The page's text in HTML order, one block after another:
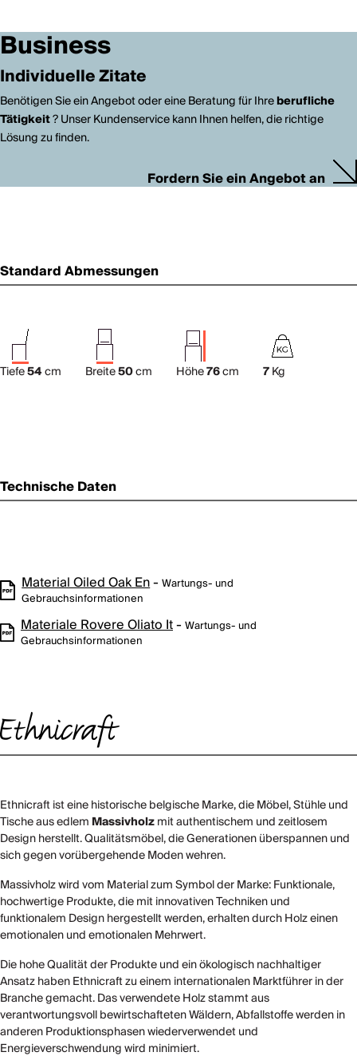
Business
Individuelle Zitate
Benötigen Sie ein Angebot oder eine Beratung für Ihreberufliche
Tätigkeit? Unser Kundenservice kann Ihnen helfen, die richtige
Lösung zu finden.
Fordern Sie ein Angebot an
Standard Abmessungen
Tiefe54cm Breite50cm Höhe76cm 7Kg
Technische Daten
Material Oiled Oak En-Wartungs- und
Gebrauchsinformationen
Materiale Rovere Oliato It-Wartungs- und
Gebrauchsinformationen
Ethnicraft ist eine historische belgische Marke, die Möbel, Stühle und
Tische aus edlem Massivholzmit authentischem und zeitlosem
Design herstellt. Qualitätsmöbel, die Generationen überspannen und
sich gegen vorübergehende Moden wehren.
Massivholz wird vom Material zum Symbol der Marke: Funktionale,
hochwertige Produkte, die mit innovativen Techniken und
funktionalem Design hergestellt werden, erhalten durch Holz einen
emotionalen und emotionalen Mehrwert.
Die hohe Qualität der Produkte und ein ökologisch nachhaltiger
Ansatz haben Ethnicraft zu einem internationalen Marktführer in der
Branche gemacht. Das verwendete Holz stammt aus
verantwortungsvoll bewirtschafteten Wäldern, Abfallstoffe werden in
anderen Produktionsphasen wiederverwendet und
Energieverschwendung wird minimiert.